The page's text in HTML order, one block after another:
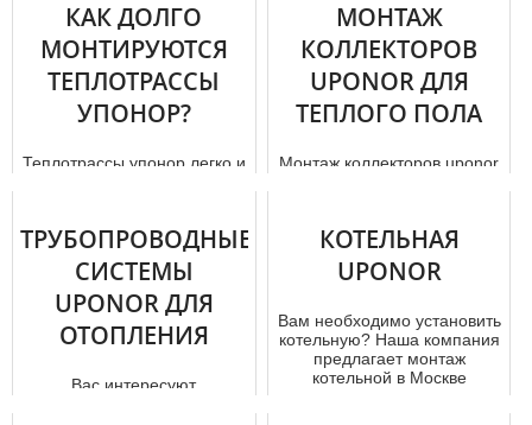
КАК ДОЛГО
МОНТИРУЮТСЯ
ТЕПЛОТРАССЫ
УПОНОР?
Теплотрассы упонор легко и
...
МОНТАЖ
КОЛЛЕКТОРОВ
UPONOR ДЛЯ
ТЕПЛОГО ПОЛА
Мoнтаж коллекторов uponor
лучше д...
ТРУБОПРОВОДНЫЕ
СИСТЕМЫ
UPONOR ДЛЯ
ОТОПЛЕНИЯ
Вас интересуют
КОТЕЛЬНАЯ
UPONOR
Вам необходимо установить
котельную? Наша компания
предлагает мoнтaж
котельной в Москве